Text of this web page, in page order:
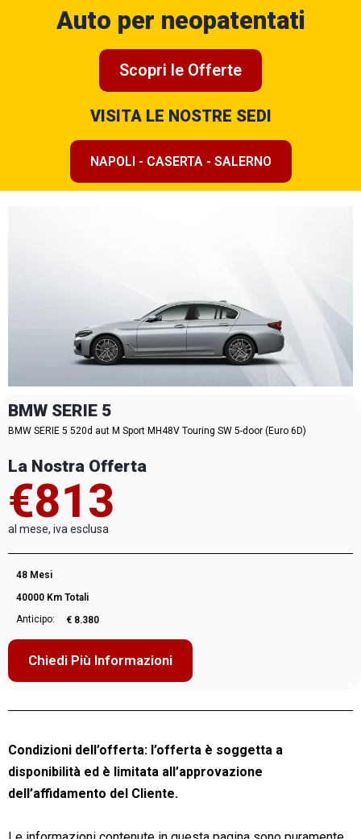
Auto per neopatentati
Scopri le Offerte
VISITA LE NOSTRE SEDI
NAPOLI - CASERTA - SALERNO
BMW SERIE 5
BMW SERIE 5 520d aut M Sport MH48V Touring SW 5-door (Euro 6D)
La Nostra Offerta
€813
al mese, iva esclusa
48 Mesi
40000 Km Totali
Anticipo:
€ 8.380
Chiedi Più Informazioni
Condizioni dell’offerta: l’offerta è soggetta a
disponibilità ed è limitata all’approvazione
dell’affidamento del Cliente.